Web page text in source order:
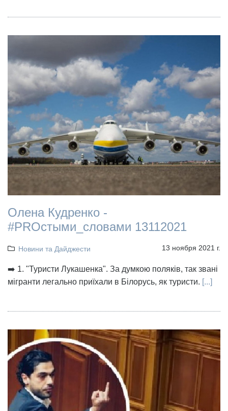
Олена Кудренко -
#PROстыми_словами 13112021
Новини та Дайджести 13 ноября 2021 г.
➡️ 1. "Туристи Лукашенка". За думкою поляків, так звані
мігранти легально приїхали в Білорусь, як туристи. [...]